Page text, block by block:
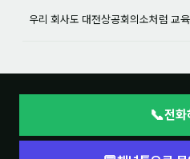
우리 회사도 대전상공회의소처럼 교
📞전화